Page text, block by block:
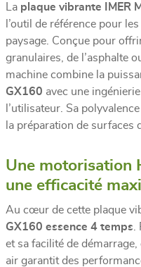
La plaque vibrante IMER
l’outil de référence pour
paysage. Conçue pour
granulaires, de l’asphalte
machine combine la
GX160 avec une
l’utilisateur. Sa
la préparation de surfaces
Une motorisation
une efficacité
Au cœur de cette plaque
GX160 essence 4 temps
et sa facilité de
air garantit des